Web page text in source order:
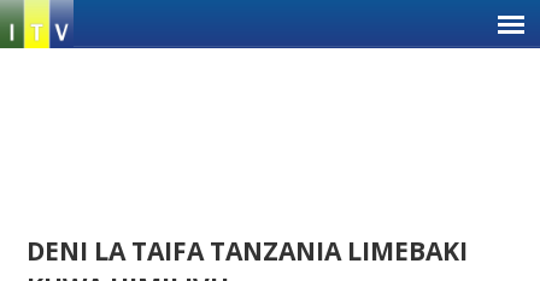
Jump
to
Back
to
DENI LA TAIFA TANZANIA LIMEBAKI